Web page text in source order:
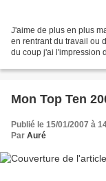
J'aime de plus en plus
en rentrant du travail ou
du coup j'ai l'impression
Mon Top Ten
Publié le 15/01/2007 à
Par Auré